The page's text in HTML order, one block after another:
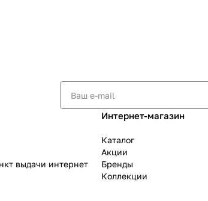
выдачи интернет
Интернет-магазин
Каталог
Акции
Бренды
Коллекции